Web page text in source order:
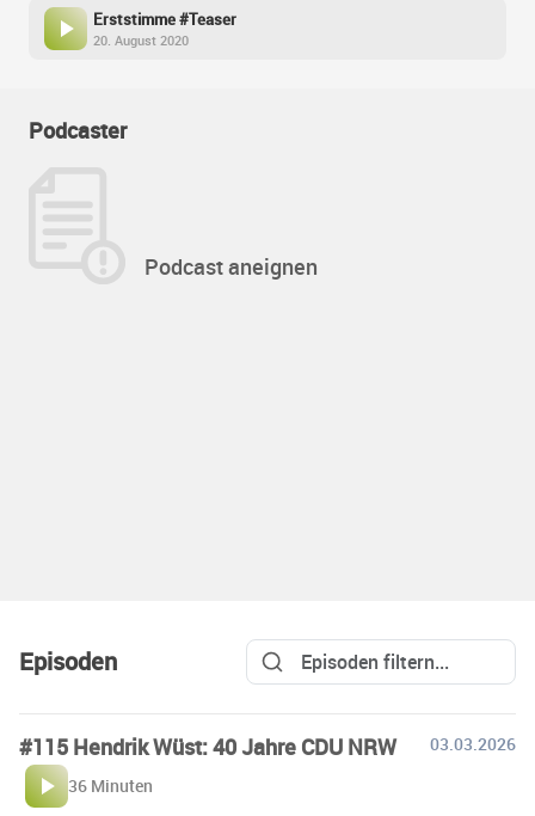
Erststimme #Teaser
20. August 2020
Podcaster
Podcast aneignen
Episoden
#115 Hendrik Wüst: 40 Jahre CDU NRW
03.03.2026
36 Minuten